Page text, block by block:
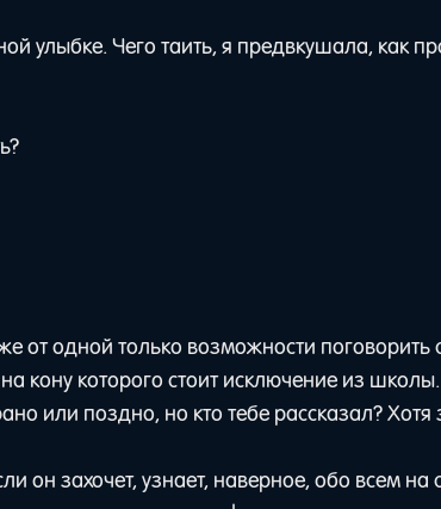
улыбке. Чего таить, я предвкушала, как
от одной только возможности поговорить
кону которого стоит исключение из школы.
или поздно, но кто тебе рассказал? Хотя
он захочет, узнает, наверное, обо всем на